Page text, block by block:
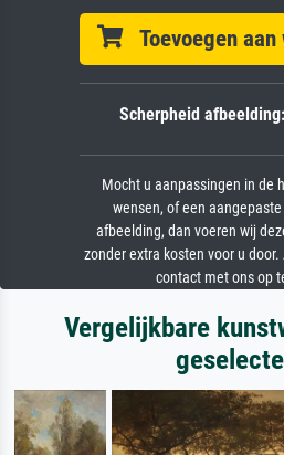
Toevoegen aan
Scherpheid afbeelding:
Mocht u aanpassingen in de
wensen, of een
afbeelding, dan voeren wij
zonder extra kosten voor u
contact met ons op
Vergelijkbare